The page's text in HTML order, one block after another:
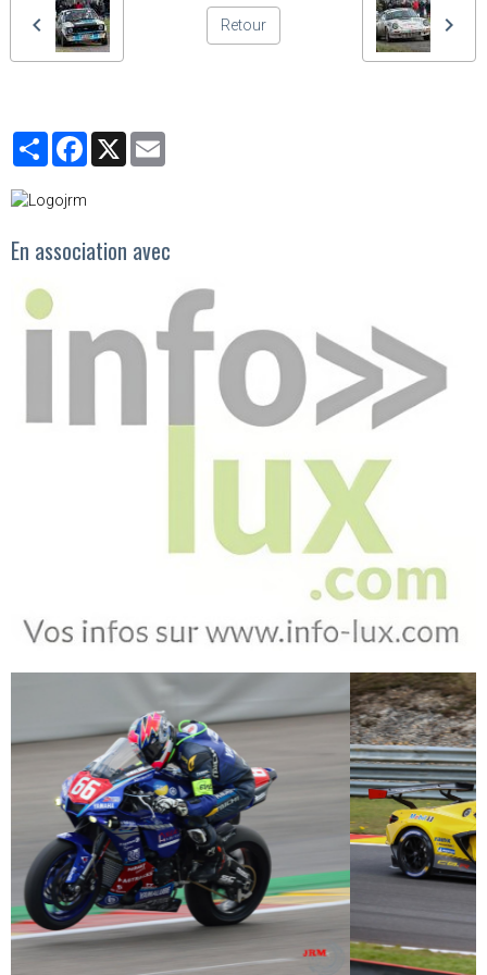
Retour
PartagerFacebook
X
En association avec